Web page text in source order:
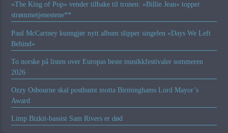
«The King of Pop» vender tilbake til tronen: «Billie Jean» topper
strømmetjenestene**
Paul McCartney kunngjør nytt album slipper singelen «Days We Left
Behind»
To norske på listen over Europas beste musikkfestivaler sommeren
2026
Ozzy Osbourne skal posthumt motta Birminghams Lord Mayor’s
Award
Limp Bizkit-bassist Sam Rivers er død